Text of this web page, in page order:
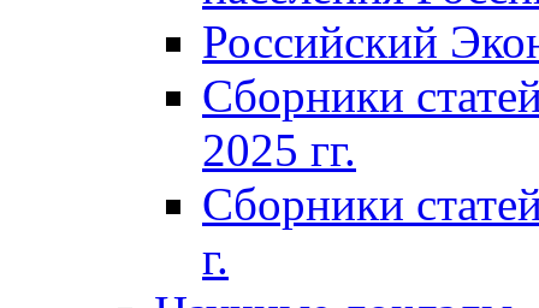
Российский
Сборники
2025 гг.
Сборники
г.